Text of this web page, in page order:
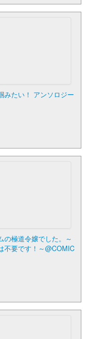
みたい！ アンソロジー
の極道令嬢でした。～
不要です！～@COMIC